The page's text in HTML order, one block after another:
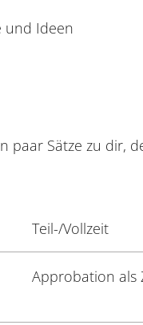
und Ideen
paar Sätze zu dir,
Teil-/Vollzeit
Approbation als